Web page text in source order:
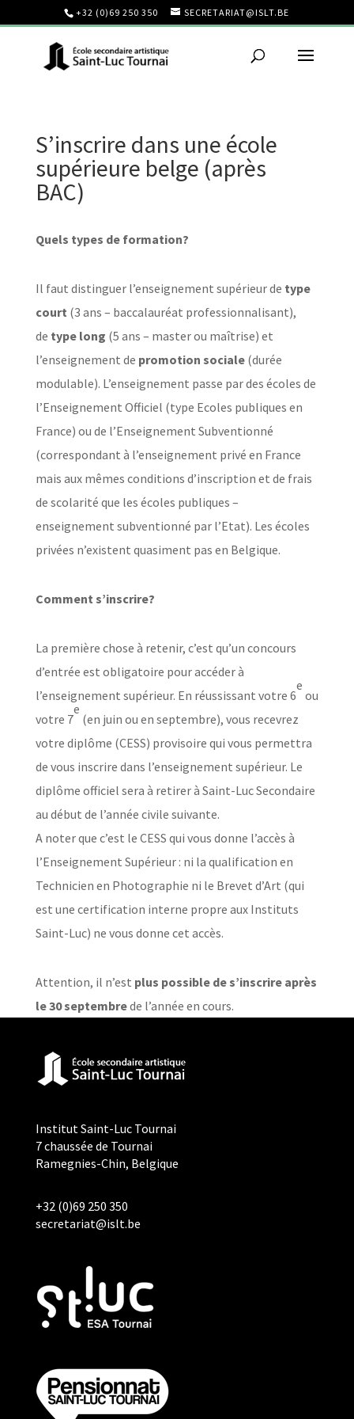
+32 (0)69 250 350 SECRETARIAT@ISLT.BE
S’inscrire dans une école
supérieure belge (après
BAC)
Quels types de formation?
Il faut distinguer l’enseignement supérieur de type
court (3 ans – baccalauréat professionnalisant),
de type long (5 ans – master ou maîtrise) et
l’enseignement de promotion sociale(durée
modulable). L’enseignement passe par des écoles de
l’Enseignement Officiel (type Ecoles publiques en
France) ou de l’Enseignement Subventionné
(correspondant à l’enseignement privé en France
mais aux mêmes conditions d’inscription et de frais
de scolarité que les écoles publiques –
enseignement subventionné par l’Etat). Les écoles
privées n’existent quasiment pas en Belgique.
Comment s’inscrire?
La première chose à retenir, c’est qu’un concours
d’entrée est obligatoire pour accéder à
l’enseignement supérieur. En réussissant votre 6
e
ou
votre 7
e
(en juin ou en septembre), vous recevrez
votre diplôme (CESS) provisoire qui vous permettra
de vous inscrire dans l’enseignement supérieur. Le
diplôme officiel sera à retirer à Saint-Luc Secondaire
au début de l’année civile suivante.
A noter que c’est le CESS qui vous donne l’accès à
l’Enseignement Supérieur : ni la qualification en
Technicien en Photographie ni le Brevet d’Art (qui
est une certification interne propre aux Instituts
Saint-Luc) ne vous donne cet accès.
Attention, il n’est plus possible de s’inscrire après
le 30 septembrede l’année en cours.
Institut Saint-Luc Tournai
7 chaussée de Tournai
Ramegnies-Chin, Belgique
+32 (0)69 250 350
secretariat@islt.be